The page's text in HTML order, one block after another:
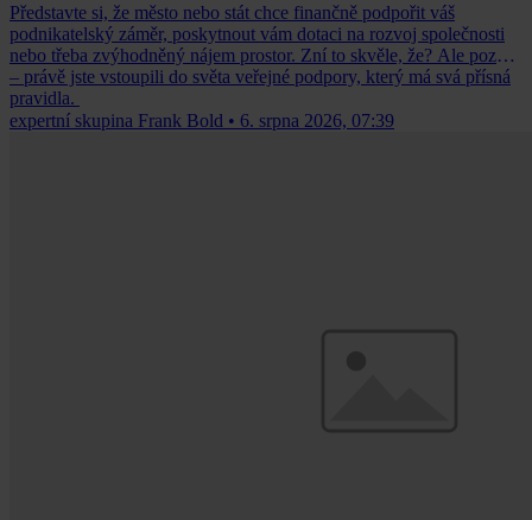
Představte si, že město nebo stát chce finančně podpořit váš
podnikatelský záměr, poskytnout vám dotaci na rozvoj společnosti
nebo třeba zvýhodněný nájem prostor. Zní to skvěle, že? Ale pozor
– právě jste vstoupili do světa veřejné podpory, který má svá přísná
pravidla.
expertní skupina Frank Bold • 6. srpna 2026, 07:39